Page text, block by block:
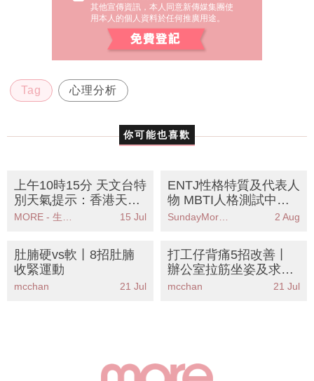
其他宣傳資訊，本人同意新傳媒集團使
用本人的個人資料於任何推廣用途。
Tag 心理分析
你可能也喜歡
上午10時15分 天文台特
別天氣提示：香港天文
台發出強陣風警告請市
15 Jul
ENTJ性格特質及代表人
物 MBTI人格測試中被
稱為「指揮官」人格2 Aug
肚腩硬vs軟丨8招肚腩
收緊運動
mcchan 21 Jul
打工仔背痛5招改善丨
辦公室拉筋坐姿及求醫
警號
mcchan 21 Jul